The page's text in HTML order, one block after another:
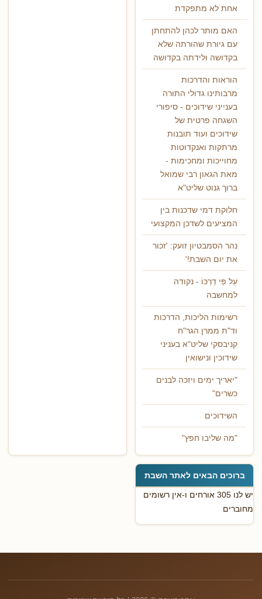
אחת לא מתפקדת
האם מותר לכהן להתחתן
עם גיורת שהורתה שלא
בקדושה ולידתה בקדושה
הוראות והדרכות
מרבותינו גדולי התורה
בענייני שידוכים - סיפורי
השגחה פרטית של
שידוכים ועוד תובנות
מרתקות ואנקדוטות
מחוייכות ומחכימות -
מאת הגאון רבי שמואל
ברוך גנוט שליט"א
חלוקת דמי שדכנות בין
המציעים לשדכן המקצועי
נהר הסמבטיון זועק: 'זכור
את יום השבת!'
עַל פִּי דַרְכּוֹ - נקודה
למחשבה
רשימות הליכות, הדרכות
וד"ת ממרן הגר"ח
קניבסקי שליט"א בעניני
שידוכין ונישואין
"יאריך ימים ויזכה לבנים
כשרים"
השידוכים
"מה שליבו חפץ"
ברוכים הבאים לאתר השבת
יש לנו 305 אורחים ו-אין רשומים
מחוברים